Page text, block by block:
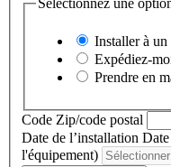
Sélectionnez une
Installer à un
Expédiez-
Prendre en
Code Zip/code postal
Date de l’installation
l'équipement)